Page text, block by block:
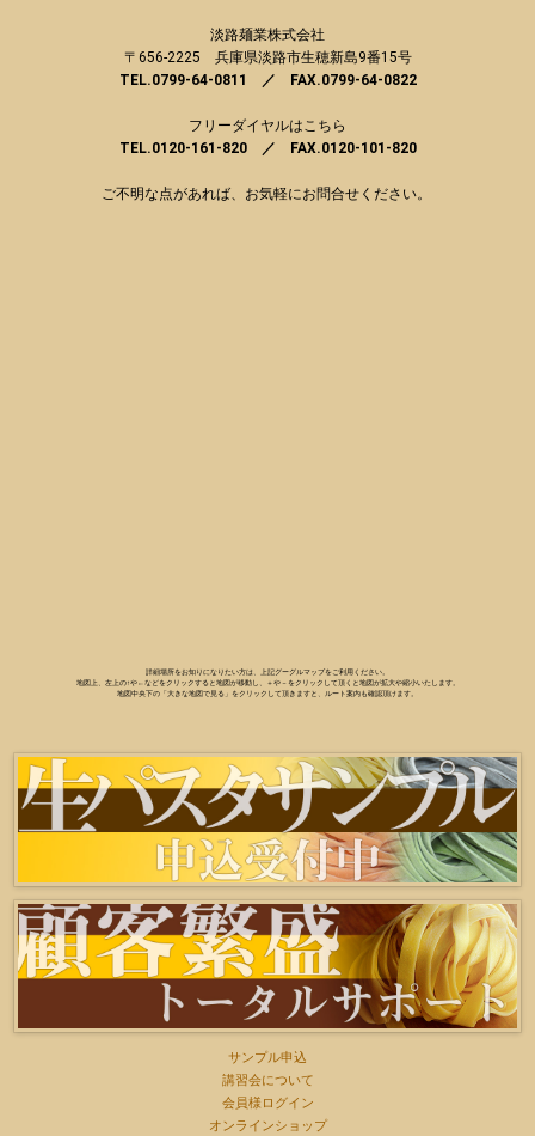
淡路麺業株式会社
〒656-2225 兵庫県淡路市生穂新島9番15号
TEL.0799-64-0811 ／ FAX.0799-64-0822
フリーダイヤルはこちら
TEL.0120-161-820 ／ FAX.0120-101-820
ご不明な点があれば、お気軽にお問合せください。
詳細場所をお知りになりたい方は、上記グーグルマップをご利用ください。
地図上、左上の↑や←などをクリックすると地図が移動し、＋や－をクリックして頂くと地図が拡大や縮小いたします。
地図中央下の「大きな地図で見る」をクリックして頂きますと、ルート案内も確認頂けます。
サンプル申込
講習会について
会員様ログイン
オンラインショップ